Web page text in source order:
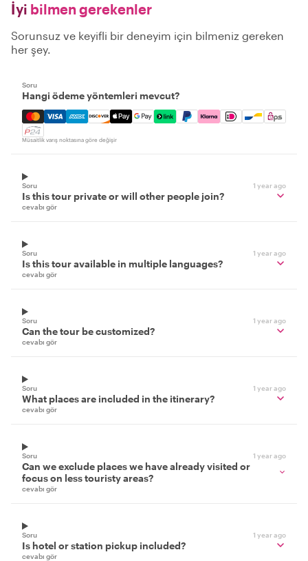
İyi bilmen gerekenler
Sorunsuz ve keyifli bir deneyim için bilmeniz gereken
her şey.
Soru
Hangi ödeme yöntemleri mevcut?
Mastercard, Visa, Amex, Discover, Apple Pay, Google
Müsaitlik varış noktasına göre değişir
Soru 1 year ago
Is this tour private or will other people join?
cevabı gör
Soru 1 year ago
Is this tour available in multiple languages?
cevabı gör
Soru 1 year ago
Can the tour be customized?
cevabı gör
Soru 1 year ago
What places are included in the itinerary?
cevabı gör
Soru 1 year ago
Can we exclude places we have already visited or
focus on less touristy areas?
cevabı gör
Soru 1 year ago
Is hotel or station pickup included?
cevabı gör